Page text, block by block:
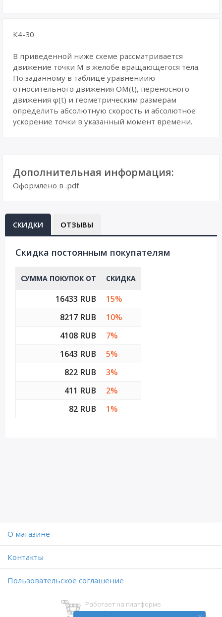
К4-30
В приведенной ниже схеме рассматривается
движение точки М в желобе вращающегося тела.
По заданному в таблице уравнениию
относительного движения ОМ(t), переносного
движения φ(t) и геометрическим размерам
определить абсолютную скорость и абсолютное
ускорение точки в указанный момент времени.
Дополнительная информация:
Оформлено в .pdf
СКИДКИ ОТЗЫВЫ
Cкидка постоянным покупателям
СУММА ПОКУПОК ОТ СКИДКА
16433 RUB
15%
8217 RUB
10%
4108 RUB
7%
1643 RUB
5%
822 RUB
3%
411 RUB
2%
82 RUB
1%
O магазине
Контакты
Пользовательское соглашение
Работает на платформе
Digiseller